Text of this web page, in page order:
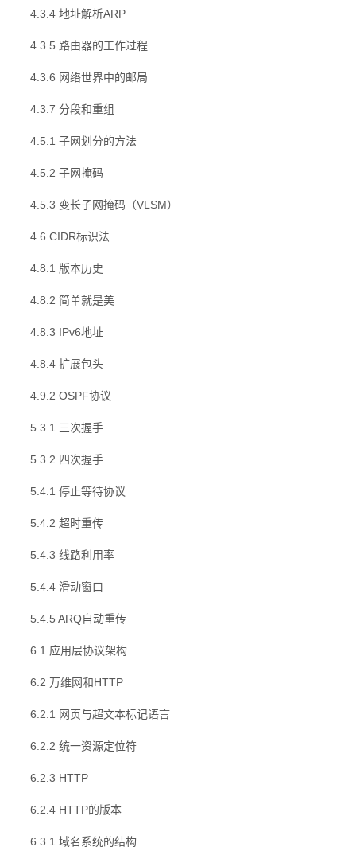
4.3.4 地址解析ARP
4.3.5 路由器的工作过程
4.3.6 网络世界中的邮局
4.3.7 分段和重组
4.5.1 子网划分的方法
4.5.2 子网掩码
4.5.3 变长子网掩码（VLSM）
4.6 CIDR标识法
4.8.1 版本历史
4.8.2 简单就是美
4.8.3 IPv6地址
4.8.4 扩展包头
4.9.2 OSPF协议
5.3.1 三次握手
5.3.2 四次握手
5.4.1 停止等待协议
5.4.2 超时重传
5.4.3 线路利用率
5.4.4 滑动窗口
5.4.5 ARQ自动重传
6.1 应用层协议架构
6.2 万维网和HTTP
6.2.1 网页与超文本标记语言
6.2.2 统一资源定位符
6.2.3 HTTP
6.2.4 HTTP的版本
6.3.1 域名系统的结构